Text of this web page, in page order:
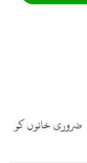
ضروری خانوں کو